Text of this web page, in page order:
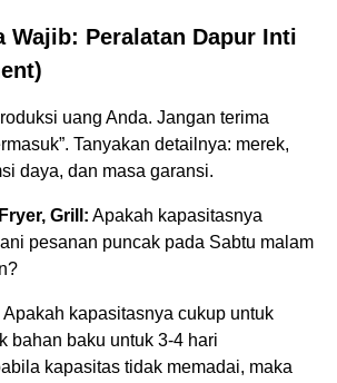
Wajib: Peralatan Dapur Inti
uang Anda. Jangan terima
Tanyakan detailnya: merek,
daya, dan masa garansi.
Grill: Apakah kapasitasnya
pesanan puncak pada Sabtu malam
Apakah kapasitasnya cukup untuk
bahan baku untuk 3-4 hari
kapasitas tidak memadai, maka